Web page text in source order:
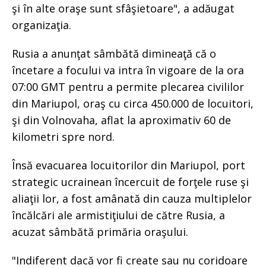
şi în alte oraşe sunt sfâşietoare", a adăugat
organizaţia.
Rusia a anunţat sâmbătă dimineaţă că o
încetare a focului va intra în vigoare de la ora
07:00 GMT pentru a permite plecarea civililor
din Mariupol, oraş cu circa 450.000 de locuitori,
şi din Volnovaha, aflat la aproximativ 60 de
kilometri spre nord.
Însă evacuarea locuitorilor din Mariupol, port
strategic ucrainean încercuit de forţele ruse şi
aliaţii lor, a fost amânată din cauza multiplelor
încălcări ale armistiţiului de către Rusia, a
acuzat sâmbătă primăria oraşului.
"Indiferent dacă vor fi create sau nu coridoare